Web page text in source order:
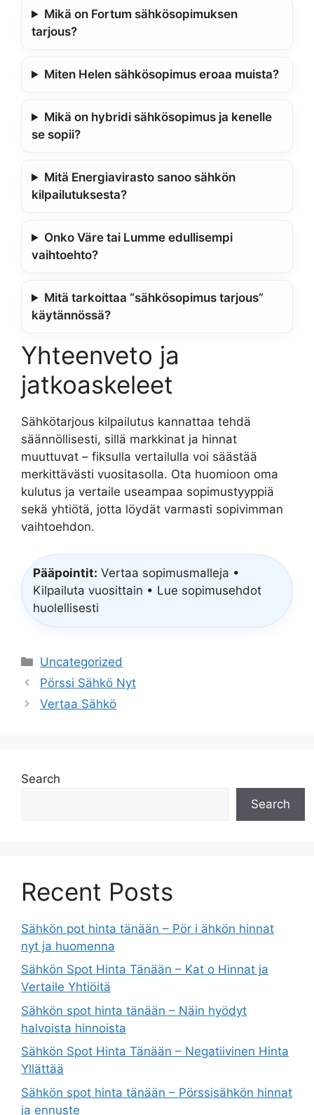
Mikä on Fortum sähkösopimuksen
tarjous?
Miten Helen sähkösopimus eroaa muista?
Mikä on hybridi sähkösopimus ja kenelle
se sopii?
Mitä Energiavirasto sanoo sähkön
kilpailutuksesta?
Onko Väre tai Lumme edullisempi
vaihtoehto?
Mitä tarkoittaa “sähkösopimus tarjous”
käytännössä?
Yhteenveto ja
jatkoaskeleet
Sähkötarjous kilpailutus kannattaa tehdä
säännöllisesti, sillä markkinat ja hinnat
muuttuvat – fiksulla vertailulla voi säästää
merkittävästi vuositasolla. Ota huomioon oma
kulutus ja vertaile useampaa sopimustyyppiä
sekä yhtiötä, jotta löydät varmasti sopivimman
vaihtoehdon.
Pääpointit: Vertaa sopimusmalleja •
Kilpailuta vuosittain • Lue sopimusehdot
huolellisesti
Categories
Uncategorized
Pörssi Sähkö Nyt
Vertaa Sähkö
Search
Search
Recent Posts
Sähkön pot hinta tänään – Pör i ähkön hinnat
nyt ja huomenna
Sähkön Spot Hinta Tänään – Kat o Hinnat ja
Vertaile Yhtiöitä
Sähkön spot hinta tänään – Näin hyödyt
halvoista hinnoista
Sähkön Spot Hinta Tänään – Negatiivinen Hinta
Yllättää
Sähkön spot hinta tänään – Pörssisähkön hinnat
ja ennuste